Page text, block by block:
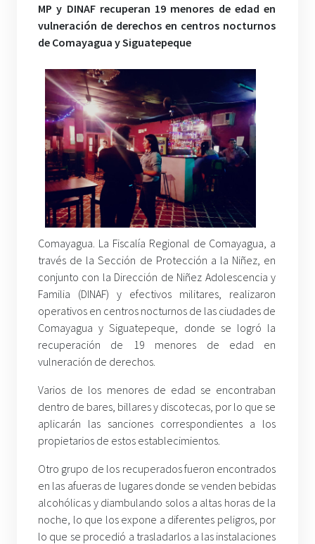
MP y DINAF recuperan 19 menores de edad en
vulneración de derechos en centros nocturnos
de Comayagua y Siguatepeque
Comayagua. La Fiscalía Regional de Comayagua, a
través de la Sección de Protección a la Niñez, en
conjunto con la Dirección de Niñez Adolescencia y
Familia (DINAF) y efectivos militares, realizaron
operativos en centros nocturnos de las ciudades de
Comayagua y Siguatepeque, donde se logró la
recuperación de 19 menores de edad en
vulneración de derechos.
Varios de los menores de edad se encontraban
dentro de bares, billares y discotecas, por lo que se
aplicarán las sanciones correspondientes a los
propietarios de estos establecimientos.
Otro grupo de los recuperados fueron encontrados
en las afueras de lugares donde se venden bebidas
alcohólicas y diambulando solos a altas horas de la
noche, lo que los expone a diferentes peligros, por
lo que se procedió a trasladarlos a las instalaciones